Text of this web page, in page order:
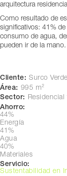
arquitectura
Como resultado de
significativos: 41%
consumo de agua,
pueden ir de la mano.
Cliente: Surco Verde
Área: 995 m²
Sector:
Ahorro:
44%
Energía
41%
Agua
40%
Materiales
Servicio:
Sustentabilidad en